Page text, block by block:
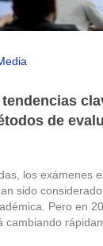
tendencias
de
los exámenes
sido
Pero en
cambiando